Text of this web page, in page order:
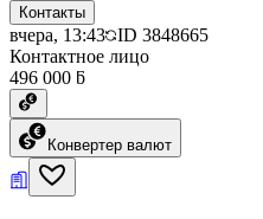
Контакты
вчера, 13:43 ID 3848665
Контактное лицо
496 000 ƃ
Конвертер валют